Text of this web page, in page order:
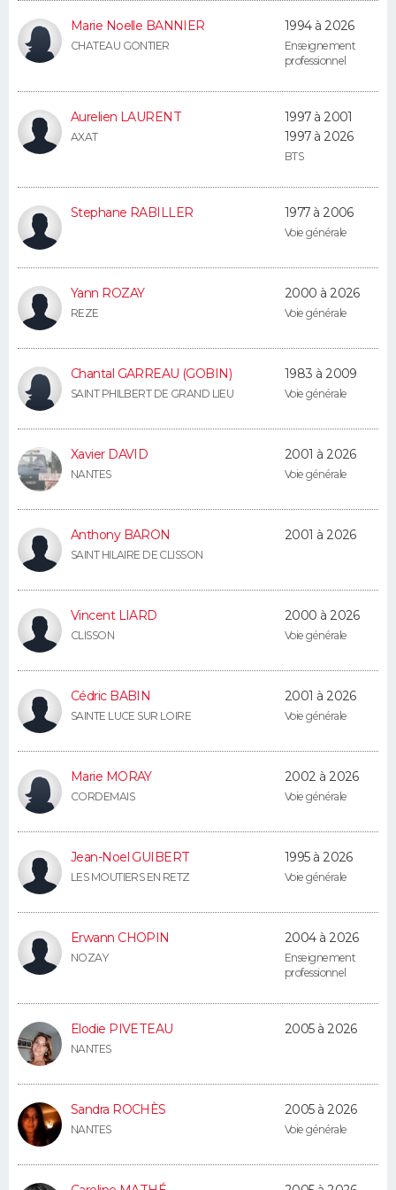
Alimentation
Guide de la santé
Maladies
Médicaments
Sommeil
VOYAGE
GUIDES D'ACHAT
CARTE DE VOEUX
Carte de Noël
Carte Bonne année
Carte Saint-Valentin
Carte Pâques
Carte d'anniversaire
DICTIONNAIRE
PROGRAMME TV
COPAINS D'AVANT
S'inscrire
Se connecter
Lycées
Collèges
Primaires
Universités
Entreprises
Service militaire
Avis de recherche
AVIS DE DÉCÈS
FORUM
Bricolage
Lifestyle
Culture
Sport
Auto
Television
Voyage
Cinema
Marie Noelle BANNIER
CHATEAU GONTIER
1994 à 2026
Enseignement
professionnel
Aurelien LAURENT
AXAT
1997 à 2001
1997 à 2026
BTS
Stephane RABILLER 1977 à 2006
Voie générale
Yann ROZAY
REZE
2000 à 2026
Voie générale
Chantal GARREAU (GOBIN)
SAINT PHILBERT DE GRAND LIEU
1983 à 2009
Voie générale
Xavier DAVID
NANTES
2001 à 2026
Voie générale
Anthony BARON
SAINT HILAIRE DE CLISSON
2001 à 2026
Vincent LIARD
CLISSON
2000 à 2026
Voie générale
Cédric BABIN
SAINTE LUCE SUR LOIRE
2001 à 2026
Voie générale
Marie MORAY
CORDEMAIS
2002 à 2026
Voie générale
Jean-Noel GUIBERT
LES MOUTIERS EN RETZ
1995 à 2026
Voie générale
Erwann CHOPIN
NOZAY
2004 à 2026
Enseignement
professionnel
Elodie PIVETEAU
NANTES
2005 à 2026
Sandra ROCHÈS
NANTES
2005 à 2026
Voie générale